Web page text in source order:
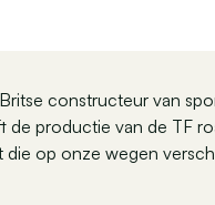
constructeur van
productie van de TF
op onze wegen